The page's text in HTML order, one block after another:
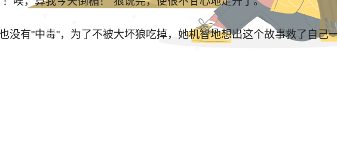
没有"中毒"，为了不被大坏狼吃掉，她机智地想出这个故事救了自己